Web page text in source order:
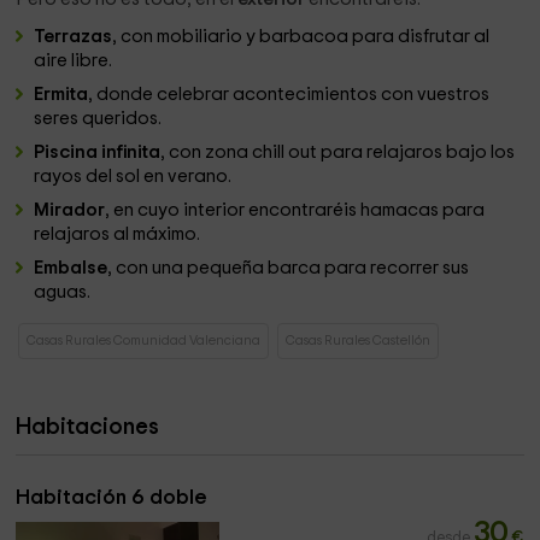
Terrazas, con mobiliario y barbacoa para disfrutar al
aire libre.
Ermita, donde celebrar acontecimientos con vuestros
seres queridos.
Piscina infinita, con zona chill out para relajaros bajo los
rayos del sol en verano.
Mirador, en cuyo interior encontraréis hamacas para
relajaros al máximo.
Embalse, con una pequeña barca para recorrer sus
aguas.
Casas Rurales Comunidad Valenciana Casas Rurales Castellón
Habitaciones
Habitación 6 doble
30